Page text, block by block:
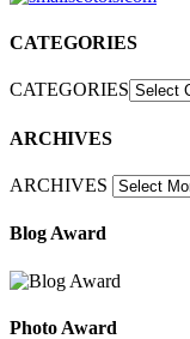
CATEGORIES
CATEGORIES
ARCHIVES
ARCHIVES
Blog Award
Photo Award